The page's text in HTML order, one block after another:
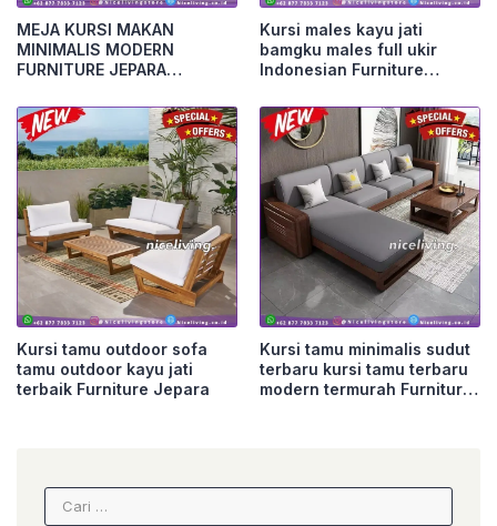
MEJA KURSI MAKAN
MINIMALIS MODERN
FURNITURE JEPARA
Kursi males kayu jati
bamgku males full ukir
Indonesian Furniture
Kursi tamu outdoor sofa
tamu outdoor kayu jati
terbaik Furniture Jepara
Kursi tamu minimalis sudut
terbaru kursi tamu terbaru
modern termurah Furniture
Cari
untuk: